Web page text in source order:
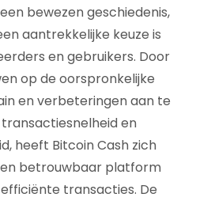
bewezen geschiedenis,
aantrekkelijke keuze is
en gebruikers. Door
op de oorspronkelijke
en verbeteringen aan te
en
heeft Bitcoin Cash zich
betrouwbaar platform
transacties. De